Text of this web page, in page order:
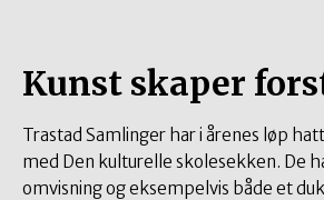
Kunst skaper
Trastad Samlinger har i årenes løp
med Den kulturelle skolesekken. De
omvisning og eksempelvis både et